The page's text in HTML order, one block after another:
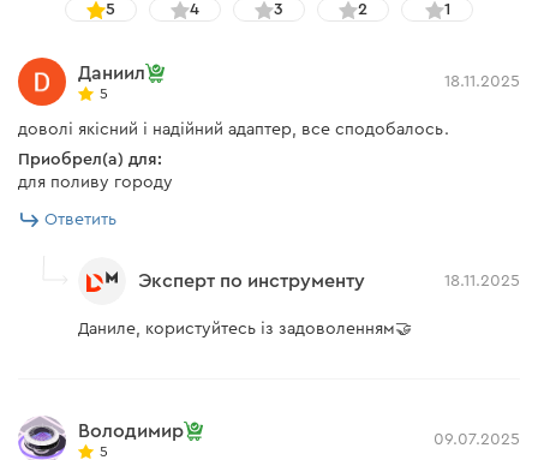
5 4 3 2 1
Даниил
5
18.11.2025
доволі якісний і надійний адаптер, все сподобалось.
Приобрел(а) для:
для поливу городу
Ответить
Эксперт по инструменту 18.11.2025
Даниле, користуйтесь із задоволенням🤝
Володимир
5
09.07.2025